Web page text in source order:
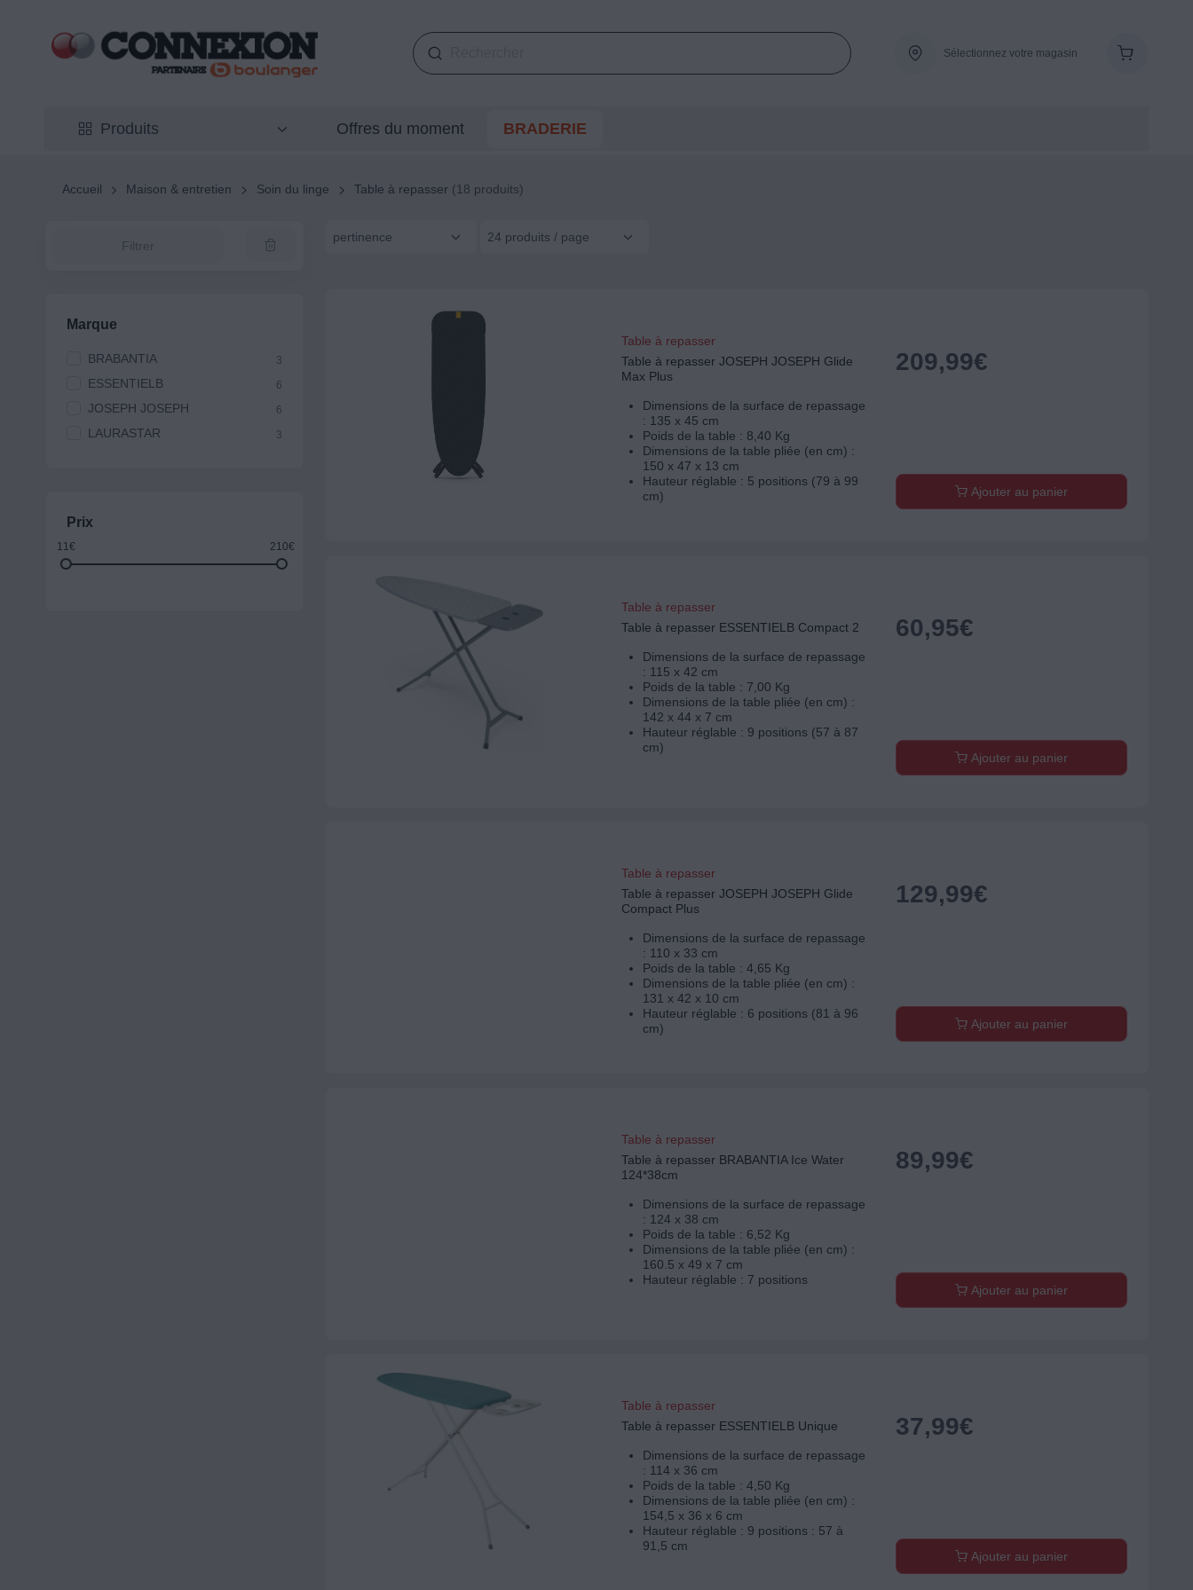
Sélectionnez votre magasin
Produits Offres du moment BRADERIE
Accueil Maison & entretien Soin du linge Table à repasser (18 produits)
Filtrer
Marque
BRABANTIA 3
ESSENTIELB 6
JOSEPH JOSEPH 6
LAURASTAR 3
Prix
11€ 210€
pertinence 24 produits / page
Table à repasser
Table à repasser JOSEPH JOSEPH Glide
Max Plus
Dimensions de la surface de repassage
: 135 x 45 cm
Poids de la table : 8,40 Kg
Dimensions de la table pliée (en cm) :
150 x 47 x 13 cm
Hauteur réglable : 5 positions (79 à 99
cm)
209,99€
Ajouter au panier
Table à repasser
Table à repasser ESSENTIELB Compact 2
Dimensions de la surface de repassage
: 115 x 42 cm
Poids de la table : 7,00 Kg
Dimensions de la table pliée (en cm) :
142 x 44 x 7 cm
Hauteur réglable : 9 positions (57 à 87
cm)
60,95€
Ajouter au panier
Table à repasser
Table à repasser JOSEPH JOSEPH Glide
Compact Plus
Dimensions de la surface de repassage
: 110 x 33 cm
Poids de la table : 4,65 Kg
Dimensions de la table pliée (en cm) :
131 x 42 x 10 cm
Hauteur réglable : 6 positions (81 à 96
cm)
129,99€
Ajouter au panier
Table à repasser
Table à repasser BRABANTIA Ice Water
124*38cm
Dimensions de la surface de repassage
: 124 x 38 cm
Poids de la table : 6,52 Kg
Dimensions de la table pliée (en cm) :
160.5 x 49 x 7 cm
Hauteur réglable : 7 positions
89,99€
Ajouter au panier
Table à repasser
Table à repasser ESSENTIELB Unique
Dimensions de la surface de repassage
: 114 x 36 cm
Poids de la table : 4,50 Kg
Dimensions de la table pliée (en cm) :
154,5 x 36 x 6 cm
Hauteur réglable : 9 positions : 57 à
91,5 cm
37,99€
Ajouter au panier